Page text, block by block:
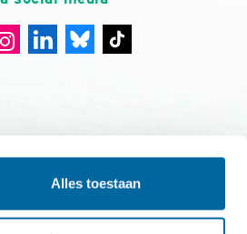
Alles toestaan